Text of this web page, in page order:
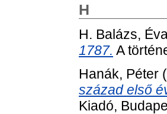
H
H. Balázs,
1787. A
Hanák, Péter
század első
Kiadó,